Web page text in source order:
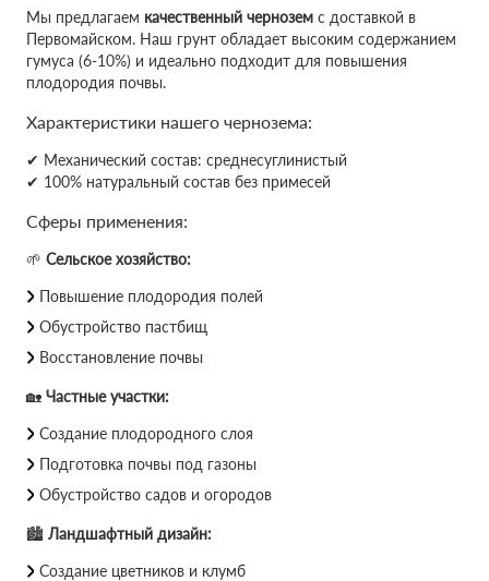
Мы предлагаем качественный чернозем с доставкой в
Первомайском. Наш грунт обладает высоким содержанием
гумуса (6-10%) и идеально подходит для повышения
плодородия почвы.
Характеристики нашего чернозема:
✔ Механический состав: среднесуглинистый
✔ 100% натуральный состав без примесей
Сферы применения:
🌱 Сельское хозяйство:
Повышение плодородия полей
Обустройство пастбищ
Восстановление почвы
🏡 Частные участки:
Создание плодородного слоя
Подготовка почвы под газоны
Обустройство садов и огородов
🏙 Ландшафтный дизайн:
Создание цветников и клумб